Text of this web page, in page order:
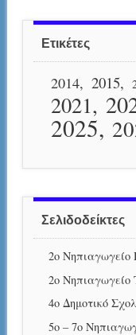
Ετικέτες
2014 2015
2021
2025
Σελιδοδείκτες
2ο Νηπιαγωγείο
2ο Νηπιαγωγείο
4ο Δημοτικό
5ο – 7ο